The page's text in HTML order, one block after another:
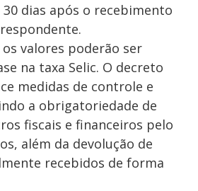
dias após o recebimento
valores poderão ser
na taxa Selic. O decreto
medidas de controle e
a obrigatoriedade de
fiscais e financeiros pelo
além da devolução de
recebidos de forma